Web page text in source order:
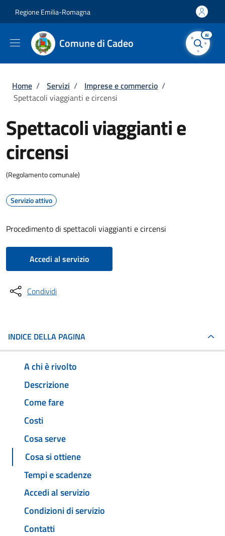
Regione Emilia-Romagna
Comune di Cadeo
AI
Briciole di pane
Home / Servizi / Imprese e commercio /
Spettacoli viaggianti e circensi
Spettacoli viaggianti e
circensi
(Regolamento comunale)
Servizio attivo
Procedimento di spettacoli viaggianti e circensi
Accedi al servizio
Condividi
INDICE DELLA PAGINA
A chi è rivolto
Descrizione
Come fare
Costi
Cosa serve
Cosa si ottiene
Tempi e scadenze
Accedi al servizio
Condizioni di servizio
Contatti